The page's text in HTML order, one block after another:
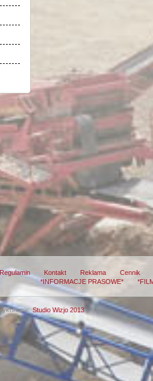
Regulamin Kontakt Reklama
Cennik
*INFORMACJE PRASOWE*
Studio Wizjo 2013